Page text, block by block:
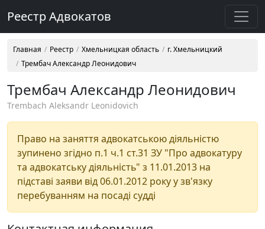
Реестр Адвокатов
Главная Реестр Хмельницкая область
г. Хмельницкий
Трембач Александр Леонидович
Трембач Александр Леонидович
Trembach Aleksandr Leonidovich
Право на заняття адвокатською діяльністю
зупинено згідно п.1 ч.1 ст.31 ЗУ "Про адвокатуру
та адвокатську діяльність" з 11.01.2013 на
підставі заяви від 06.01.2012 року у зв'язку
перебуванням на посаді судді